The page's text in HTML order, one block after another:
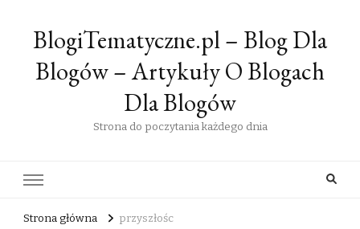
BlogiTematyczne.pl – Blog Dla
Blogów – Artykuły O Blogach
Dla Blogów
Strona do poczytania każdego dnia
Strona główna przyszłośc